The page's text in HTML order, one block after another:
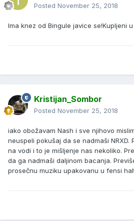
Posted November 25, 2018
Ima knez od Bingule javice se!Kupljeni u
Kristijan_Sombor
Posted November 25, 2018
iako obožavam Nash i sve njihovo
neuspeli pokušaj da se nadmaši NRXD.
na vodi i to je mišljenje nas nekoliko.
da ga nadmaši daljinom bacanja.
prosečnu muziku upakovanu u fensi